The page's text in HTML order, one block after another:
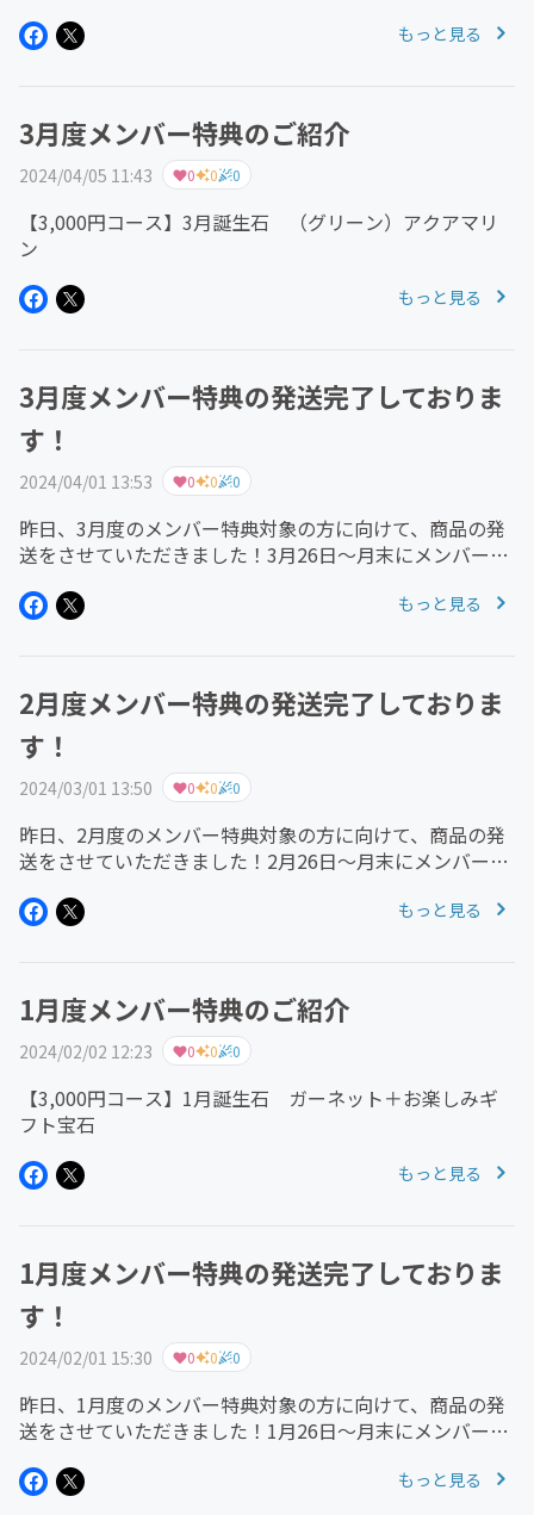
度分と合わせまして2ヶ月分お送りさせていただきま
もっと見る
3月度メンバー特典のご紹介
2024/04/05 11:43 0 0 0
【3,000円コース】3月誕生石 （グリーン）アクアマリ
ン
もっと見る
3月度メンバー特典の発送完了しておりま
す！
2024/04/01 13:53 0 0 0
昨日、3月度のメンバー特典対象の方に向けて、商品の発
送をさせていただきました！3月26日～月末にメンバー参
合わせまして2ヶ月分お送りさせていただきます。 なお、
もっと見る
2月度メンバー特典の発送完了しておりま
す！
2024/03/01 13:50 0 0 0
昨日、2月度のメンバー特典対象の方に向けて、商品の発
送をさせていただきました！2月26日～月末にメンバー参
合わせまして2ヶ月分お送りさせていただきます。 なお、
もっと見る
1月度メンバー特典のご紹介
2024/02/02 12:23 0 0 0
【3,000円コース】1月誕生石 ガーネット＋お楽しみギ
フト宝石
もっと見る
1月度メンバー特典の発送完了しておりま
す！
2024/02/01 15:30 0 0 0
昨日、1月度のメンバー特典対象の方に向けて、商品の発
送をさせていただきました！1月26日～月末にメンバー参
合わせまして2ヶ月分お送りさせていただきます。 なお、
もっと見る